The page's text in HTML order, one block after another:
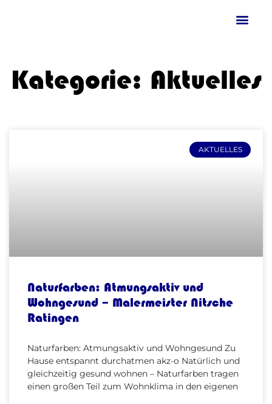
Kategorie: Aktuelles
AKTUELLES
Naturfarben: Atmungsaktiv und
Wohngesund – Malermeister Nitsche
Ratingen
Naturfarben: Atmungsaktiv und Wohngesund Zu
Hause entspannt durchatmen akz-o Natürlich und
gleichzeitig gesund wohnen – Naturfarben tragen
einen großen Teil zum Wohnklima in den eigenen